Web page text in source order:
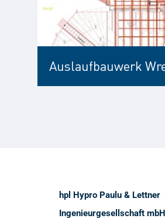
Auslaufbauwerk
hpl Hypro Paulu & Lettner
Ingenieurgesellschaft mbH